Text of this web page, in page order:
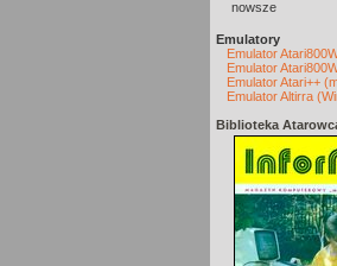
nowsze
Emulatory
Emulator
Emulator
Emulator Atari++
Emulator Altirra
Biblioteka